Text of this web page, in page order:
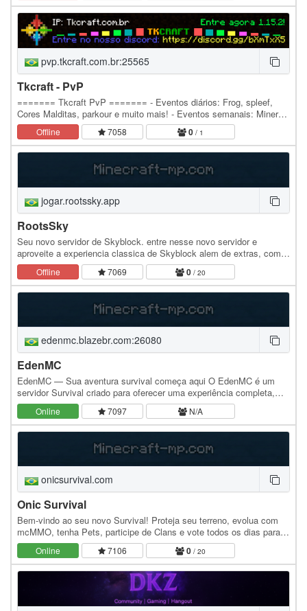
pvp.tkcraft.com.br:25565
Tkcraft - PvP
======= Tkcraft PvP ======= - Eventos diários: Frog, spleef,
Cores Malditas, parkour e muito mais! - Eventos semanais: Minerar,
Quiz, Corrida de Barco e Gladiador(em…
Offline 7058 0 / 1
jogar.rootssky.app
RootsSky
Seu novo servidor de Skyblock. entre nesse novo servidor e
aproveite a experiencia classica de Skyblock alem de extras, como
economia, spawners, missoes, caixas e muito…
Offline 7069 0 / 20
edenmc.blazebr.com:26080
EdenMC
EdenMC — Sua aventura survival começa aqui O EdenMC é um
servidor Survival criado para oferecer uma experiência completa,
equilibrada e divertida para todos os…
Online 7097 N/A
onicsurvival.com
Onic Survival
Bem-vindo ao seu novo Survival! Proteja seu terreno, evolua com
mcMMO, tenha Pets, participe de Clans e vote todos os dias para
receber recompensas!
Online 7106 0 / 20